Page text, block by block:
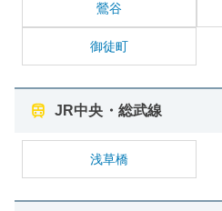
鶯谷
御徒町
JR中央・総武線
浅草橋